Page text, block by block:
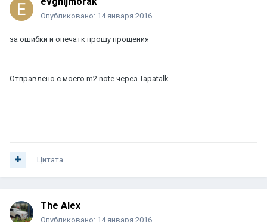
Опубликовано: 14 января 2016
за ошибки и опечатк прошу прощения
Отправлено с моего m2 note через Tapatalk
Цитата
The Alex
Опубликовано: 14 января 2016